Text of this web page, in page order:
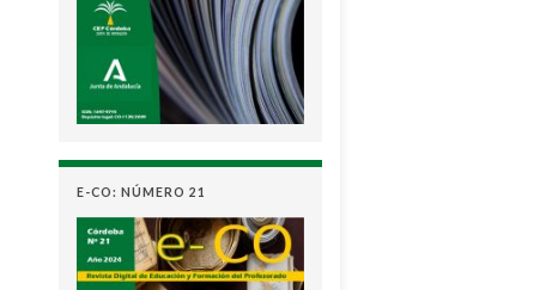
E-CO: NÚMERO 21